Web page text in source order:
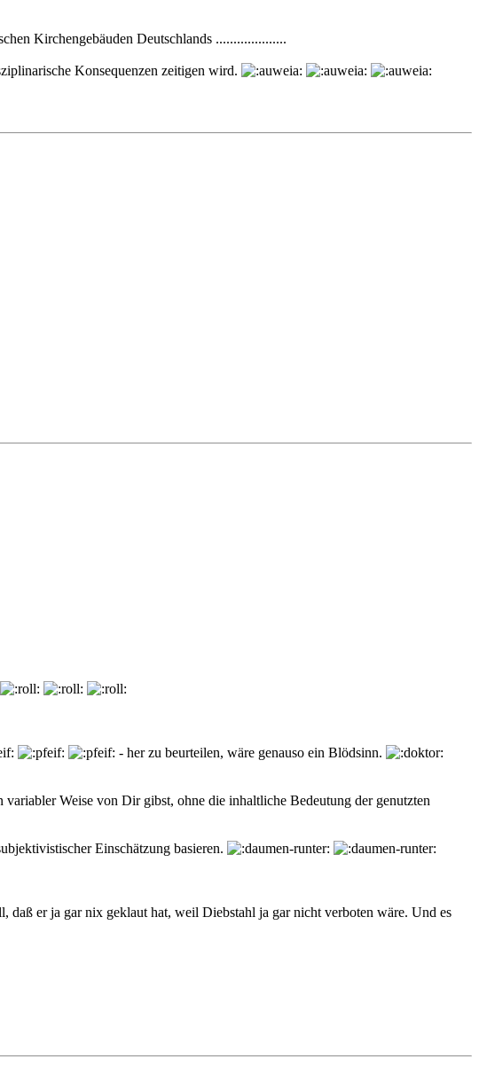
Kirchengebäuden Deutschlands ....................
Konsequenzen zeitigen wird.
- her zu beurteilen, wäre genauso ein Blödsinn.
Weise von Dir gibst, ohne die inhaltliche Bedeutung der genutzten
Einschätzung basieren.
er ja gar nix geklaut hat, weil Diebstahl ja gar nicht verboten wäre. Und es